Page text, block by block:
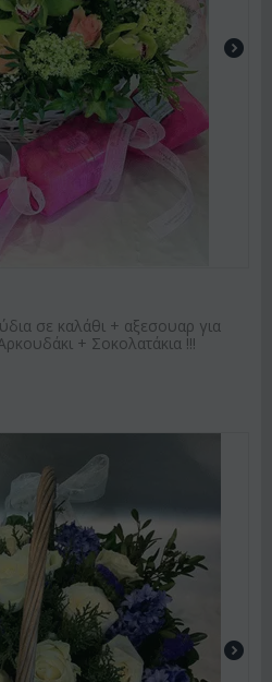
σε καλάθι + αξεσουαρ για
+ Σοκολατάκια !!!